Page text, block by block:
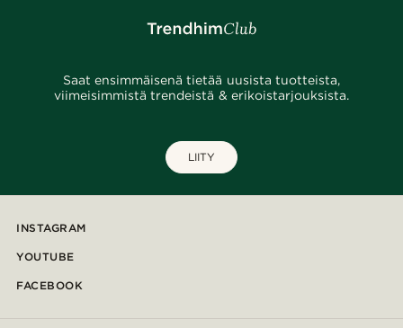
Saat ensimmäisenä tietää uusista tuotteista,
viimeisimmistä trendeistä & erikoistarjouksista.
LIITY
INSTAGRAM
YOUTUBE
FACEBOOK